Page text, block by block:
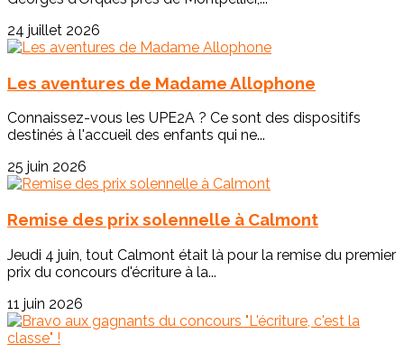
24 juillet 2026
Les aventures de Madame Allophone
Connaissez-vous les UPE2A ? Ce sont des dispositifs
destinés à l'accueil des enfants qui ne...
25 juin 2026
Remise des prix solennelle à Calmont
Jeudi 4 juin, tout Calmont était là pour la remise du premier
prix du concours d'écriture à la...
11 juin 2026